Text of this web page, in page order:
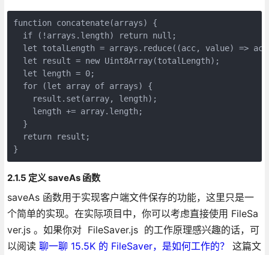
function concatenate(arrays) {
if (!arrays.length) return null;
let totalLength = arrays.reduce((acc, value) =>
let result = new Uint8Array(totalLength);
let length = 0;
for (let array of arrays) {
result.set(array, length);
length += array.length;
}
return result;
}
2.1.5 定义 saveAs 函数
saveAs 函数用于实现客户端文件保存的功能，这里只是一
个简单的实现。在实际项目中，你可以考虑直接使用 FileSa
ver.js 。如果你对 FileSaver.js 的工作原理感兴趣的话，可
以阅读 聊一聊 15.5K 的 FileSaver，是如何工作的？
这篇文